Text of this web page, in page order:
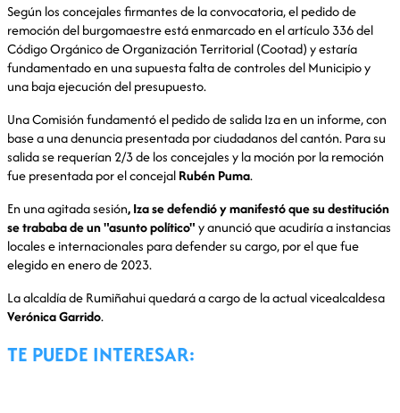
Según los concejales firmantes de la convocatoria, el pedido de
remoción del burgomaestre está enmarcado en el artículo 336 del
Código Orgánico de Organización Territorial (Cootad) y estaría
fundamentado en una supuesta falta de controles del Municipio y
una baja ejecución del presupuesto.
Una Comisión fundamentó el pedido de salida Iza en un informe, con
base a una denuncia presentada por ciudadanos del cantón. Para su
salida se requerían 2/3 de los concejales y la moción por la remoción
fue presentada por el concejalRubén Puma.
En una agitada sesión, Iza se defendió y manifestó que su destitución
se trababa de un "asunto político"y anunció que acudiría a instancias
locales e internacionales para defender su cargo, por el que fue
elegido en enero de 2023.
La alcaldía de Rumiñahui quedará a cargo de la actual vicealcaldesa
Verónica Garrido.
TE PUEDE INTERESAR: